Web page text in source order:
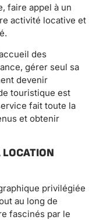
faire appel à un
activité locative et
des
gérer seul sa
devenir
touristique est
fait toute la
et obtenir
LOCATION
privilégiée
au long de
fascinés par le